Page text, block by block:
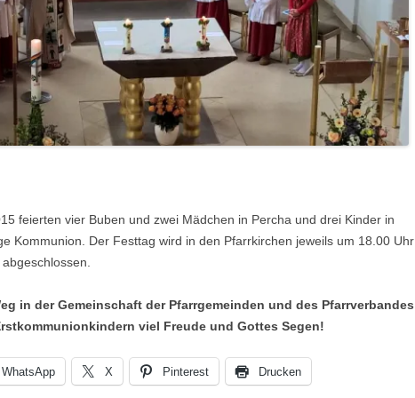
feierten vier Buben und zwei Mädchen in Percha und drei Kinder in
Kommunion. Der Festtag wird in den Pfarrkirchen jeweils um 18.00 Uhr
in der Gemeinschaft der Pfarrgemeinden und des Pfarrverbandes
viel Freude und Gottes Segen!
WhatsApp X Pinterest Drucken